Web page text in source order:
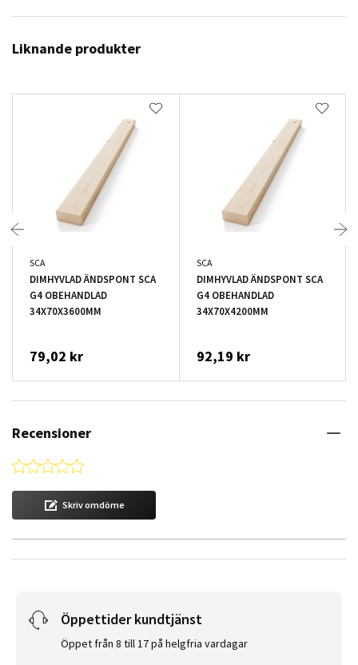
Liknande produkter
SCA
DIMHYVLAD ÄNDSPONT SCA
G4 OBEHANDLAD
34X70X3600MM
79,02 kr
SCA
DIMHYVLAD ÄNDSPONT SCA
G4 OBEHANDLAD
34X70X4200MM
92,19 kr
Recensioner
0.0 star rating
Skriv omdöme
Öppettider kundtjänst
Öppet från 8 till 17 på helgfria vardagar